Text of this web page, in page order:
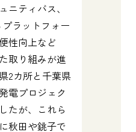
ニティバス、
プラットフォー
性向上など
取り組みが進
2カ所と千葉県
電プロジェク
たが、これら
秋田や銚子で